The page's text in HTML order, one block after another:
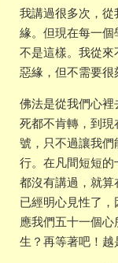
我講過很多次，
緣。但現在每一
不是這樣。我從來
惡緣，但不需要很
佛法是從我們心
死都不肯轉，到
號，只不過讓我
行。在凡間短短
都沒有講過，就
已經明心見性了
應我們五十一個
生？再等著吧！越